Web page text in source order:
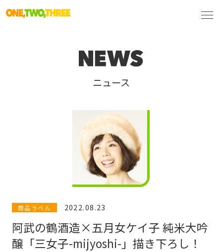
ニュース
商品ラベル 2022.08.23
阿武の鶴酒造×五月女ケイ子 純米大吟
醸「三女子-mijyoshi-」描き下ろし！